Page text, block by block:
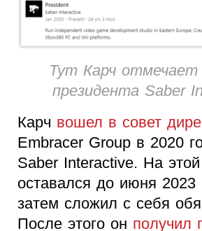
Тут Карч отмечает
президента Saber
Карч вошел в совет
Embracer Group в 2020
Saber Interactive. На
оставался до июня 2023
затем сложил с себя
После этого он получил